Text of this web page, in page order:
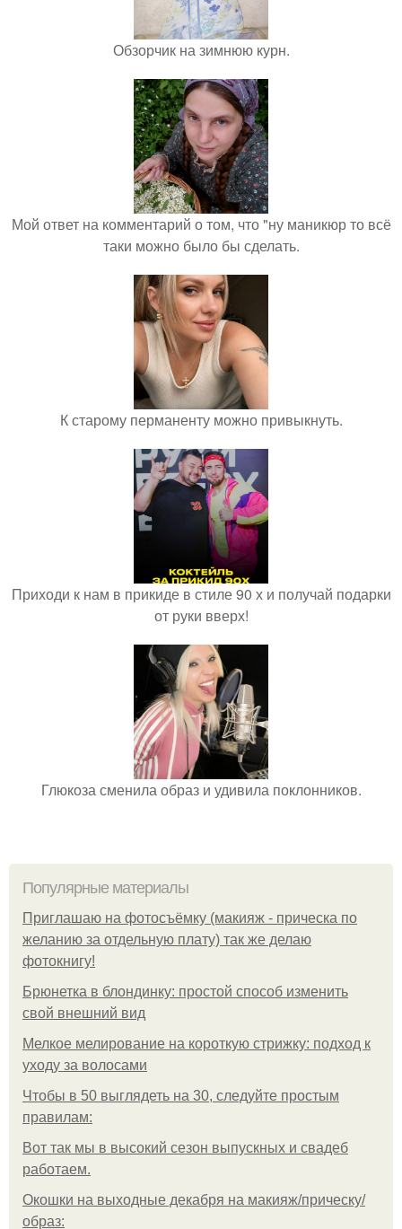
Обзорчик на зимнюю курн.
Мой ответ на комментарий о том, что "ну маникюр то всё
таки можно было бы сделать.
К старому перманенту можно привыкнуть.
Приходи к нам в прикиде в стиле 90 х и получай подарки
от руки вверх!
Глюкоза сменила образ и удивила поклонников.
Популярные материалы
Приглашаю на фотосъёмку (макияж - прическа по
желанию за отдельную плату) так же делаю
фотокнигу!
Брюнетка в блондинку: простой способ изменить
свой внешний вид
Мелкое мелирование на короткую стрижку: подход к
уходу за волосами
Чтобы в 50 выглядеть на 30, следуйте простым
правилам:
Вот так мы в высокий сезон выпускных и свадеб
работаем.
Окошки на выходные декабря на макияж/прическу/
образ: